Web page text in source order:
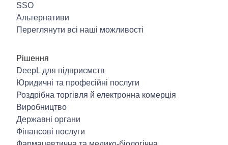
SSO
Альтернативи
Переглянути всі наші можливості
Рішення
DeepL для підприємств
Юридичні та професійні послуги
Роздрібна торгівля й електронна комерція
Виробництво
Державні органи
Фінансові послуги